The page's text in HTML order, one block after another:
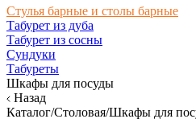
Стулья барные и столы барные
Табурет из дуба
Табурет из сосны
Сундуки
Табуреты
Шкафы для посуды
Назад
Каталог/Столовая/Шкафы для